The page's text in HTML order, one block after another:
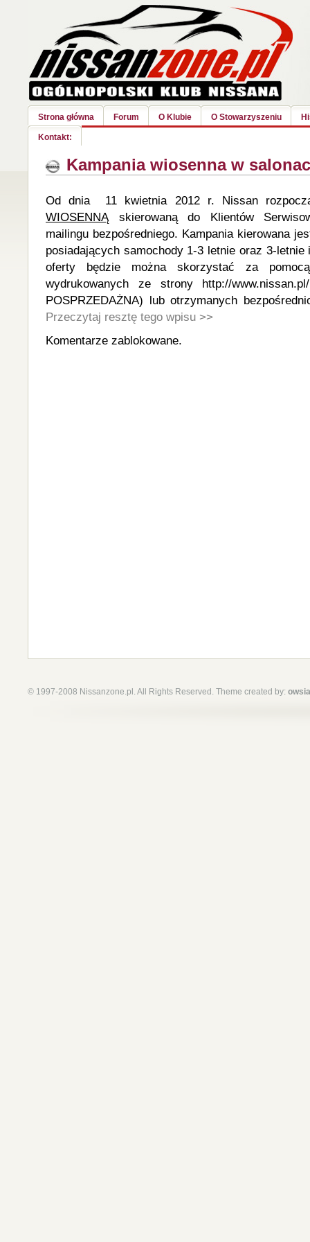
Strona główna Forum O Klubie O Stowarzyszeniu
Kontakt:
Kampania wiosenna w
Od dnia 11 kwietnia 2012 r. Nissan
WIOSENNĄskierowaną do Klientów
mailingu bezpośredniego. Kampania kierowana
posiadających samochody 1-3 letnie oraz 3-
oferty będzie można skorzystać za
wydrukowanych ze strony http://
POSPRZEDAŻNA) lub otrzymanych
Przeczytaj resztę tego wpisu >>
Komentarze zablokowane.
© 1997-2008 Nissanzone.pl. All Rights Reserved. Theme created by: